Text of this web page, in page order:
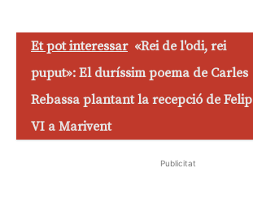
Et pot interessar «Rei de l'odi, rei
puput»: El duríssim poema de Carles
Rebassa plantant la recepció de Felip
VI a Marivent
Publicitat